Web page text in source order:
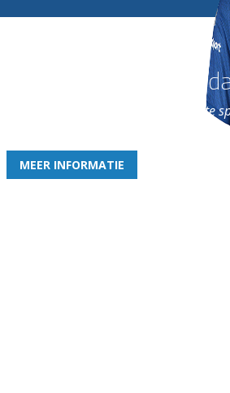
Word nu lid van
en geniet iedere week van het leukste
MEER INFORMATIE